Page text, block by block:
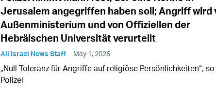
Jerusalem angegriffen haben soll; Angriff wird
Außenministerium und von Offiziellen der
Hebräischen Universität verurteilt
All Israel News Staff May 1, 2026
„Null Toleranz für Angriffe auf religiöse Persönlichkeiten“,
Polizei